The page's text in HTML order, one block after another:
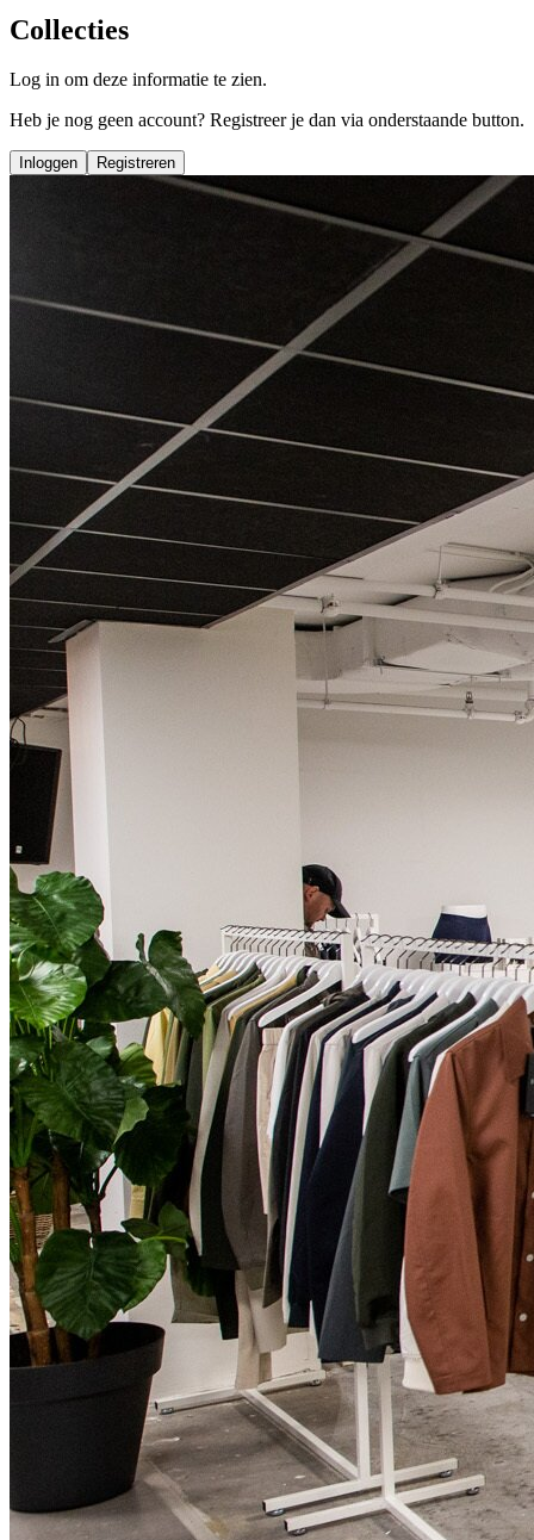
Collecties
Log in om deze informatie te zien.
Heb je nog geen account? Registreer je dan via onderstaande button.
Inloggen Registreren